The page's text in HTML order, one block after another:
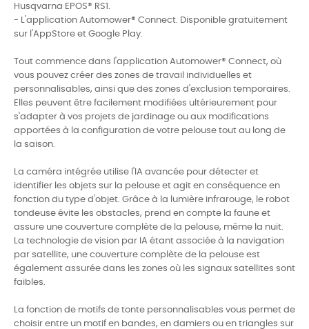
Husqvarna EPOS® RS1.
- L'application Automower® Connect. Disponible gratuitement
sur l'AppStore et Google Play.
Tout commence dans l'application Automower® Connect, où
vous pouvez créer des zones de travail individuelles et
personnalisables, ainsi que des zones d'exclusion temporaires.
Elles peuvent être facilement modifiées ultérieurement pour
s'adapter à vos projets de jardinage ou aux modifications
apportées à la configuration de votre pelouse tout au long de
la saison.
La caméra intégrée utilise l'IA avancée pour détecter et
identifier les objets sur la pelouse et agit en conséquence en
fonction du type d'objet. Grâce à la lumière infrarouge, le robot
tondeuse évite les obstacles, prend en compte la faune et
assure une couverture complète de la pelouse, même la nuit.
La technologie de vision par IA étant associée à la navigation
par satellite, une couverture complète de la pelouse est
également assurée dans les zones où les signaux satellites sont
faibles.
La fonction de motifs de tonte personnalisables vous permet de
choisir entre un motif en bandes, en damiers ou en triangles sur